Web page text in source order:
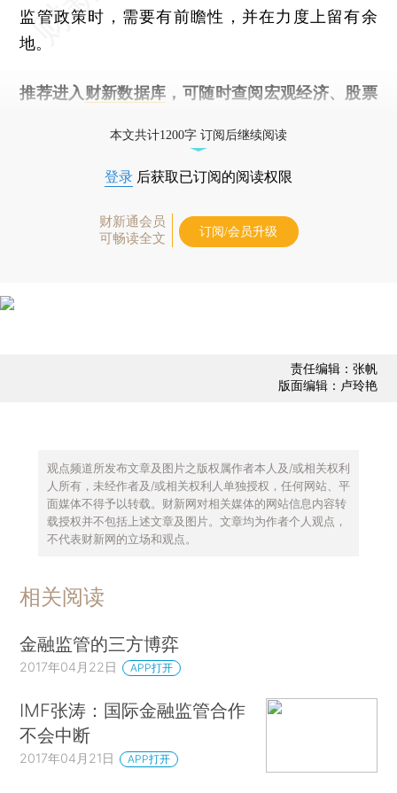
监管政策时，需要有前瞻性，并在力度上留有余
地。
推荐进入 财新数据库 ，可随时查阅宏观经济、股票
本文共计1200字 订阅后继续阅读
登录 后获取已订阅的阅读权限
财新通会员
可畅读全文
订阅/会员升级
责任编辑：张帆
版面编辑：卢玲艳
观点频道所发布文章及图片之版权属作者本人及/或相关权利
人所有，未经作者及/或相关权利人单独授权，任何网站、平
面媒体不得予以转载。财新网对相关媒体的网站信息内容转
载授权并不包括上述文章及图片。文章均为作者个人观点，
不代表财新网的立场和观点。
相关阅读
金融监管的三方博弈
2017年04月22日 APP打开
IMF张涛：国际金融监管合作
不会中断
2017年04月21日 APP打开